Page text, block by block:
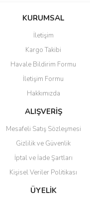
teşekkür ederiz.
bozuk veya görüntülenemiyor.
eksik bilgiler bulunuyor.
bulunuyor.
Gönder
KURUMSAL
İletişim
Kargo Takibi
Havale Bildirim Formu
İletişim Formu
Hakkımızda
ALIŞVERİŞ
Mesafeli Satış Sözleşmesi
Gizlilik ve Güvenlik
İptal ve İade Şartları
Kişisel Veriler Politikası
ÜYELİK